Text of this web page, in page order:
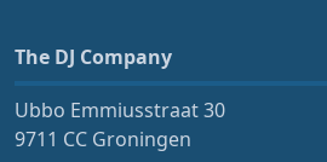
The DJ Company
Ubbo Emmiusstraat 30
9711 CC Groningen